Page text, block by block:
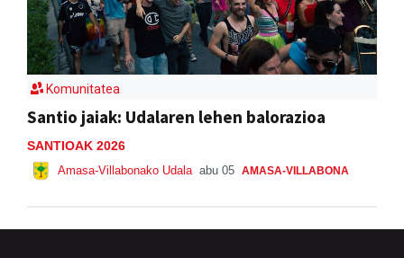
Komunitatea
Santio jaiak: Udalaren lehen balorazioa
SANTIOAK 2026
Amasa-Villabonako Udala abu 05 AMASA-VILLABONA